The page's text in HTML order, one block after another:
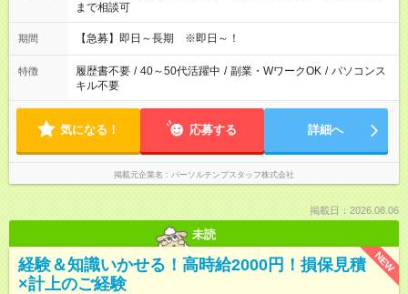
まで相談可
期間 【急募】即日～長期 ※即日～！
特徴 履歴書不要 / 40～50代活躍中 / 副業・WワークOK / パソコンス
キル不要
気になる！ 応募する 詳細へ
掲載元企業名 パーソルテンプスタッフ株式会社
掲載日：2026.08.06
未読
NEW
経験＆知識いかせる！高時給2000円！損保見積
×計上のご経験